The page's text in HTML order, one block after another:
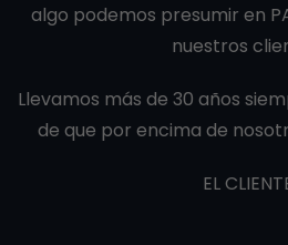
algo podemos presumir en
nuestros
Llevamos más de 30 años
de que por encima de
EL